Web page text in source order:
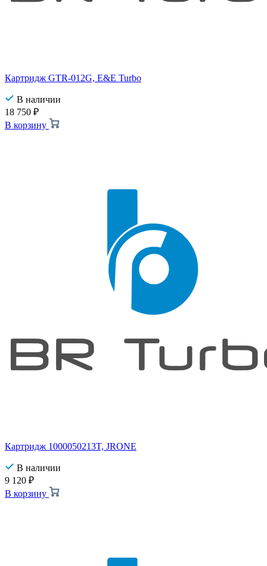
Картридж GTR-012G, E&E Turbo
В наличии
18 750 ₽
В корзину
Картридж 1000050213T, JRONE
В наличии
9 120 ₽
В корзину